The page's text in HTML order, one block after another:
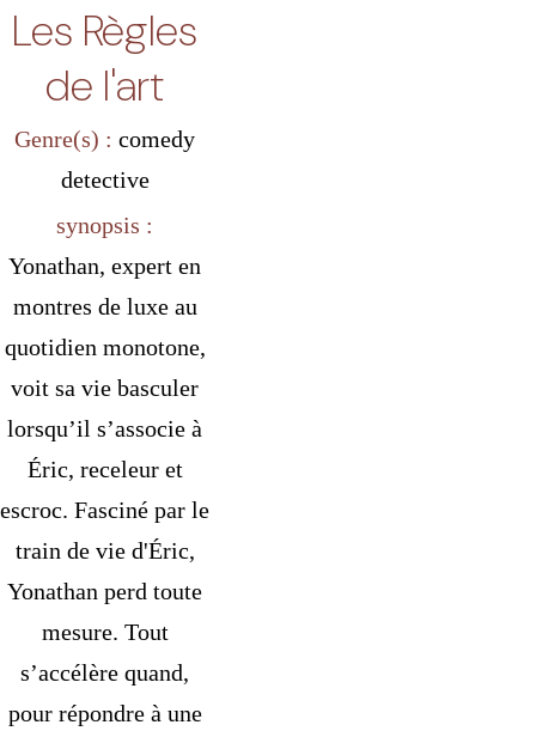
Les Règles
de l'art
Genre(s) :comedy
detective
synopsis :
Yonathan, expert en
montres de luxe au
quotidien monotone,
voit sa vie basculer
lorsqu’il s’associe à
Éric, receleur et
escroc. Fasciné par le
train de vie d'Éric,
Yonathan perd toute
mesure. Tout
s’accélère quand,
pour répondre à une